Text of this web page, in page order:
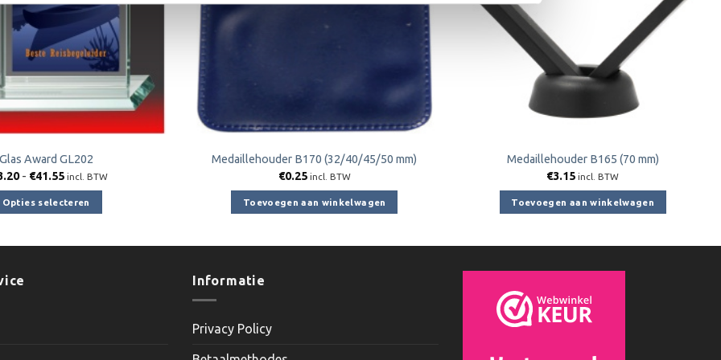
Glas Award GL202
- €41.55Prijsklasse:
tot
€41.55
incl. BTW
Opties selecteren
Medaillehouder B170 (32/40/45/50 mm)
€0.25 incl. BTW
Toevoegen aan winkelwagen
Medaillehouder B165 (70 mm)
€3.15 incl. BTW
Toevoegen aan winkelwagen
Informatie
Privacy Policy